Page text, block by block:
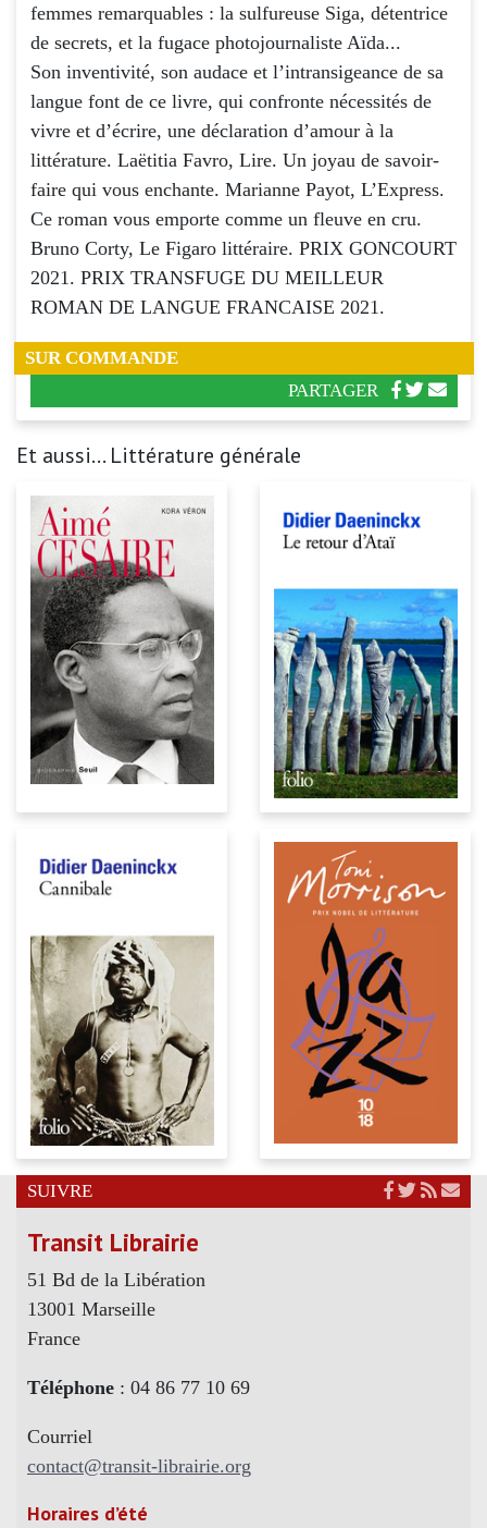
femmes remarquables : la sulfureuse Siga, détentrice
de secrets, et la fugace photojournaliste Aïda...
Son inventivité, son audace et l’intransigeance de sa
langue font de ce livre, qui confronte nécessités de
vivre et d’écrire, une déclaration d’amour à la
littérature. Laëtitia Favro, Lire. Un joyau de savoir-
faire qui vous enchante. Marianne Payot, L’Express.
Ce roman vous emporte comme un fleuve en cru.
Bruno Corty, Le Figaro littéraire. PRIX GONCOURT
2021. PRIX TRANSFUGE DU MEILLEUR
ROMAN DE LANGUE FRANCAISE 2021.
SUR COMMANDE
PARTAGER
Et aussi... Littérature générale
SUIVRE
Transit Librairie
51 Bd de la Libération
13001 Marseille
France
Téléphone : 04 86 77 10 69
Courriel
contact@transit-librairie.org
Horaires d’été